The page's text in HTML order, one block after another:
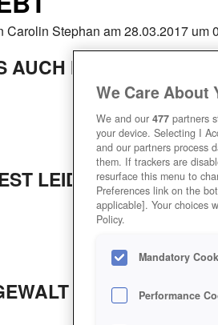
Carolin Stephan am 28.03.2017 um
AUCH MAL WAS
LEIDER
- KANNSTE NIX
We Care About
We and our 477 partners
your device. Selecting I
and our partners process
them. If trackers are
resurface this menu to
Preferences link on the
applicable]. Your choices
Policy.
Mandatory
Performance